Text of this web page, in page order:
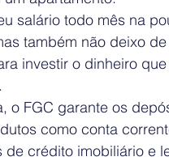
salário todo mês na
também não deixo
investir o dinheiro
o FGC garante os
como conta
de crédito imobiliário e